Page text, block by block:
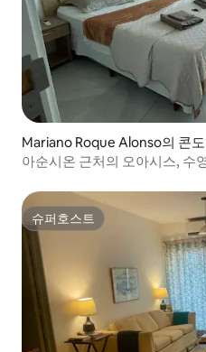
Mariano Roque Alonso의 콘
아순시온 근처의 오아시스, 수
슈퍼호스트
슈퍼호스트